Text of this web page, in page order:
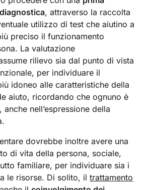
, attraverso la raccolta
utilizzo di test che aiutino a
preciso il funzionamento
La valutazione
rilievo sia dal punto di vista
per individuare il
idoneo alle caratteristiche della
aiuto, ricordando che ognuno è
nell’espressione della
dovrebbe inoltre avere una
di vita della persona, sociale,
familiare, per individuare sia i
le risorse. Di solito, iltrattamento